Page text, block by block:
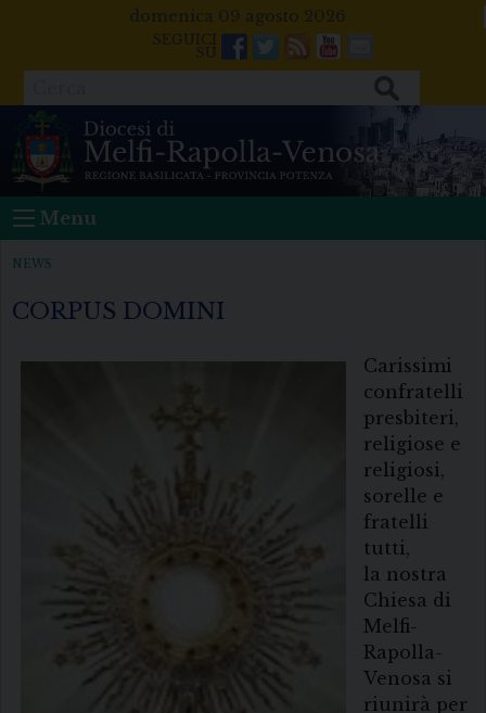
domenica 09 agosto 2026
Facebook
Twitter
FeedsYoutube
Mail
Menu
NEWS
CORPUS DOMINI
Carissimi
confratelli
presbiteri,
religiose e
religiosi,
sorelle e
fratelli
tutti,
la nostra
Chiesa di
Melfi-
Rapolla-
Venosa si
riunirà per